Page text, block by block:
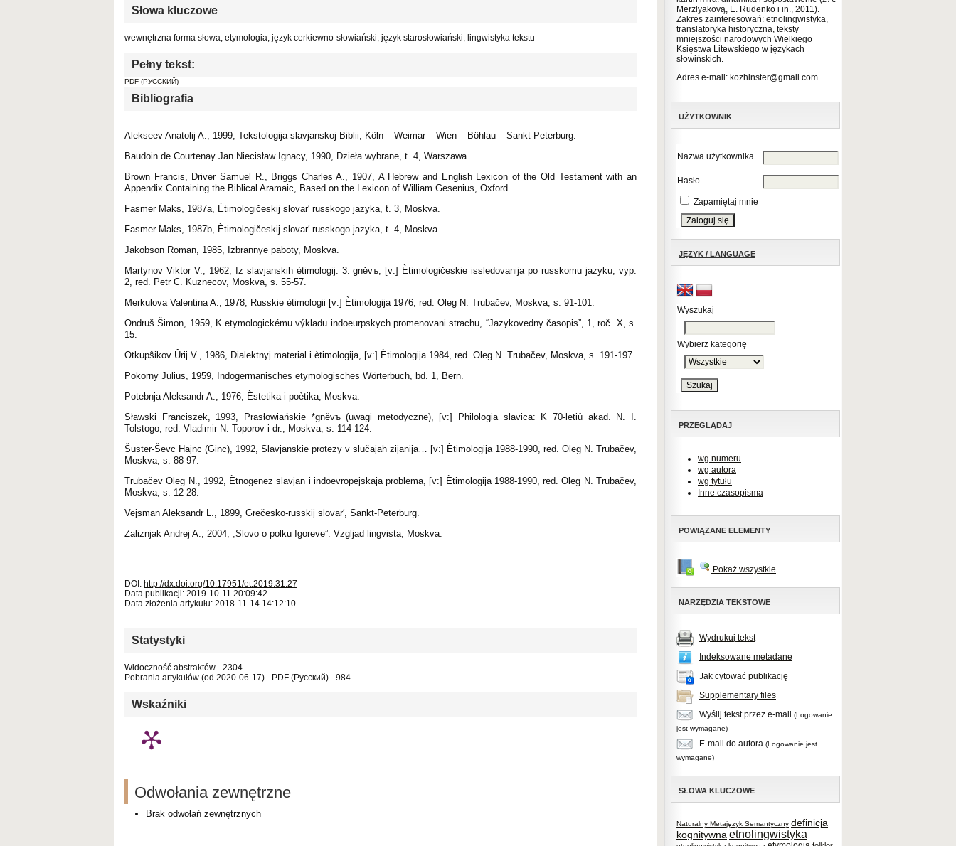
Merzlyakovą, E. Rudenko i in., 2011).
Zakres zainteresowań: etnolingwistyka,
translatoryka historyczna, teksty
mniejszości narodowych Wielkiego
Księstwa Litewskiego w językach
słowińskich.
Adres e-mail: kozhinster@gmail.com
UŻYTKOWNIK
Nazwa użytkownika
Hasło
Zapamiętaj mnie
JĘZYK / LANGUAGE
Wyszukaj
Wybierz kategorię
PRZEGLĄDAJ
wg numeru
wg autora
wg tytułu
Inne czasopisma
POWIĄZANE ELEMENTY
Pokaż wszystkie
NARZĘDZIA TEKSTOWE
Wydrukuj tekst
Indeksowane metadane
Jak cytować publikację
Supplementary files
Wyślij tekst przez e-mail
(Logowanie
jest wymagane)
E-mail do autora (Logowanie jest
wymagane)
SŁOWA KLUCZOWE
Naturalny Metajęzyk Semantyczny definicja
kognitywna etnolingwistyka
Słowa kluczowe
wewnętrzna forma słowa; etymologia; język cerkiewno-słowiański; język starosłowiański; lingwistyka tekstu
Pełny tekst:
PDF (РУССКИЙ)
Bibliografia
Alekseev Anatolij A., 1999, Tekstologija slavjanskoj Biblii, Köln – Weimar – Wien – Böhlau – Sankt-Peterburg.
Baudoin de Courtenay Jan Niecisław Ignacy, 1990, Dzieła wybrane, t. 4, Warszawa.
Brown Francis, Driver Samuel R., Briggs Charles A., 1907, A Hebrew and English Lexicon of the Old Testament with an
Appendix Containing the Biblical Aramaic, Based on the Lexicon of William Gesenius, Oxford.
Fasmer Maks, 1987a, Ètimologičeskij slovar′ russkogo jazyka, t. 3, Moskva.
Fasmer Maks, 1987b, Ètimologičeskij slovar′ russkogo jazyka, t. 4, Moskva.
Jakobson Roman, 1985, Izbrannye paboty, Moskva.
Martynov Viktor V., 1962, Iz slavjanskih ètimologij. 3. gněvъ, [v:] Ètimologičeskie issledovanija po russkomu jazyku, vyp.
2, red. Petr C. Kuznecov, Moskva, s. 55-57.
Merkulova Valentina A., 1978, Russkie ètimologii [v:] Ètimologija 1976, red. Oleg N. Trubačev, Moskva, s. 91-101.
Ondruš Šimon, 1959, K etymologickému výkladu indoeurpskych promenovani strachu, “Jazykovedny časopis”, 1, roč. X, s.
15.
Otkupŝikov Ûrij V., 1986, Dialektnyj material i ètimologija, [v:] Ètimologija 1984, red. Oleg N. Trubačev, Moskva, s. 191-197.
Pokorny Julius, 1959, Indogermanisches etymologisches Wörterbuch, bd. 1, Bern.
Potebnja Aleksandr A., 1976, Èstetika i poètika, Moskva.
Sławski Franciszek, 1993, Prasłowiańskie *gněvъ (uwagi metodyczne), [v:] Philologia slavica: K 70-letiû akad. N. I.
Tolstogo, red. Vladimir N. Toporov i dr., Moskva, s. 114-124.
Šuster-Ševc Hajnc (Ginc), 1992, Slavjanskie protezy v slučajah zijanija… [v:] Ètimologija 1988-1990, red. Oleg N. Trubačev,
Moskva, s. 88-97.
Trubačev Oleg N., 1992, Ètnogenez slavjan i indoevropejskaja problema, [v:] Ètimologija 1988-1990, red. Oleg N. Trubačev,
Moskva, s. 12-28.
Vejsman Aleksandr L., 1899, Grečesko-russkij slovar′, Sankt-Peterburg.
Zaliznjak Andrej A., 2004, „Slovo o polku Igoreve”: Vzgljad lingvista, Moskva.
DOI: http://dx.doi.org/10.17951/et.2019.31.27
Data publikacji: 2019-10-11 20:09:42
Data złożenia artykułu: 2018-11-14 14:12:10
Statystyki
Widoczność abstraktów - 2304
Pobrania artykułów (od 2020-06-17) - PDF (Русский) - 984
Wskaźniki
Odwołania zewnętrzne
Brak odwołań zewnętrznych